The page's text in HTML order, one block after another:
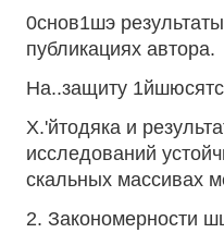
0снов1шэ
публикациях автора.
На..защиту
Х.'йтодяка и
исследований
скальных массивах
2. Закономерности